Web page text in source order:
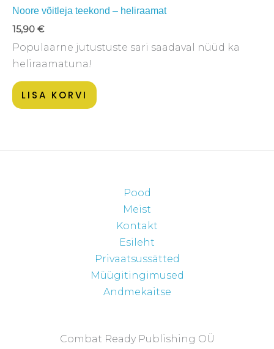
Noore võitleja teekond – heliraamat
15,90 €
Populaarne jutustuste sari saadaval nüüd ka
heliraamatuna!
LISA KORVI
Pood
Meist
Kontakt
Esileht
Privaatsussätted
Müügitingimused
Andmekaitse
Combat Ready Publishing OÜ